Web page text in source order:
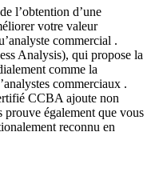
l’obtention d’une
votre valeur
commercial .
Analysis), qui propose la
comme la
commerciaux .
CCBA ajoute non
prouve également que vous
reconnu en